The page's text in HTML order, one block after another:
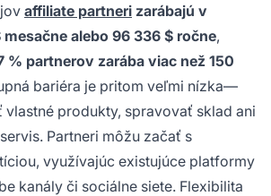
affiliate partneri zarábajú v
alebo 96 336 $ ročne,
% partnerov zarába viac než 150
bariéra je pritom veľmi nízka—
vlastné produkty, spravovať sklad ani
Partneri môžu začať s
využívajúc existujúce platformy
kanály či sociálne siete. Flexibilita